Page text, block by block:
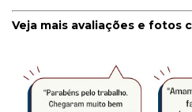
Veja mais avaliações e fotos